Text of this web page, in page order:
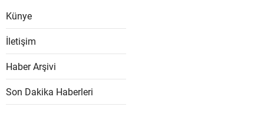
Künye
İletişim
Haber Arşivi
Son Dakika Haberleri